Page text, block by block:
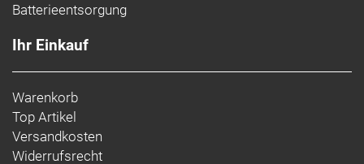
Batterieentsorgung
Ihr Einkauf
Warenkorb
Top Artikel
Versandkosten
Widerrufsrecht